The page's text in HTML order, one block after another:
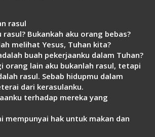
rasul
rasul? Bukankah aku orang bebas?
melihat Yesus, Tuhan kita?
buah pekerjaanku dalam Tuhan?
orang lain aku bukanlah rasul, tetapi
rasul. Sebab hidupmu dalam
dari kerasulanku.
terhadap mereka yang
mempunyai hak untuk makan dan